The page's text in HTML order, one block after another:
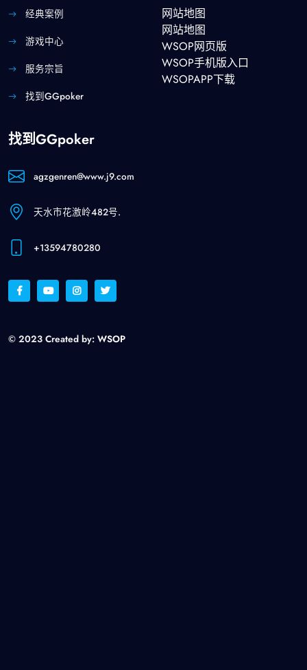
经典案例
游戏中心
服务宗旨
找到GGpoker
网站地图
网站地图
WSOP网页版
WSOP手机版入口
WSOPAPP下载
找到GGpoker
agzgenren@www.j9.com
天水市花激岭482号.
+13594780280
© 2023 Created by: WSOP